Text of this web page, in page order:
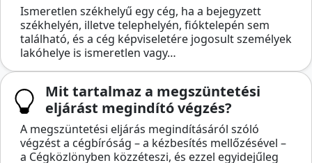
Ismeretlen székhelyű egy cég, ha a bejegyzett
székhelyén, illetve telephelyén, fióktelepén sem
található, és a cég képviseletére jogosult személyek
lakóhelye is ismeretlen vagy…
Mit tartalmaz a megszüntetési
eljárást megindító végzés?
A megszüntetési eljárás megindításáról szóló
végzést a cégbíróság – a kézbesítés mellőzésével –
a Cégközlönyben közzéteszi, és ezzel egyidejűleg